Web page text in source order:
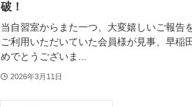
破！
当自習室からまた一つ、大変嬉しいご報告
ご利用いただいていた会員様が見事、早稲
めでとうございま...
2026年3月11日